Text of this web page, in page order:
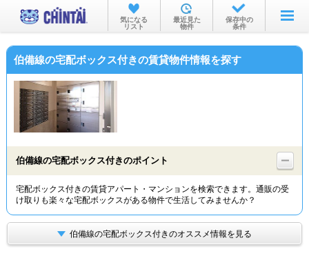
お部屋を探す
沿線・駅から
物件特集から
TOP
気になる
リスト
最近見た
物件
保存中の
条件
伯備線の宅配ボックス付きの賃貸物件情報を探す
伯備線の宅配ボックス付きのポイント
宅配ボックス付きの賃貸アパート・マンションを検索できます。通販の受
け取りも楽々な宅配ボックスがある物件で生活してみませんか？
伯備線の宅配ボックス付きのオススメ情報を見る